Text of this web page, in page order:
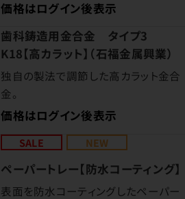
価格はログイン後表示
歯科鋳造用金合金 タイプ3
K18【高カラット】（石福金属興業）
独自の製法で調節した高カラット金合
金。
価格はログイン後表示
SALE NEW
ペーパートレー【防水コーティング】
表面を防水コーティングしたペーパー